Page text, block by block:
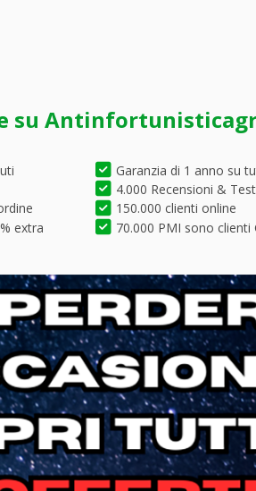
su
extra
Garanzia di 1 anno su
4.000 Recensioni &
150.000 clienti online
70.000 PMI sono clienti